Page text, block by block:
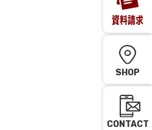
資料請求
SHOP
CONTACT